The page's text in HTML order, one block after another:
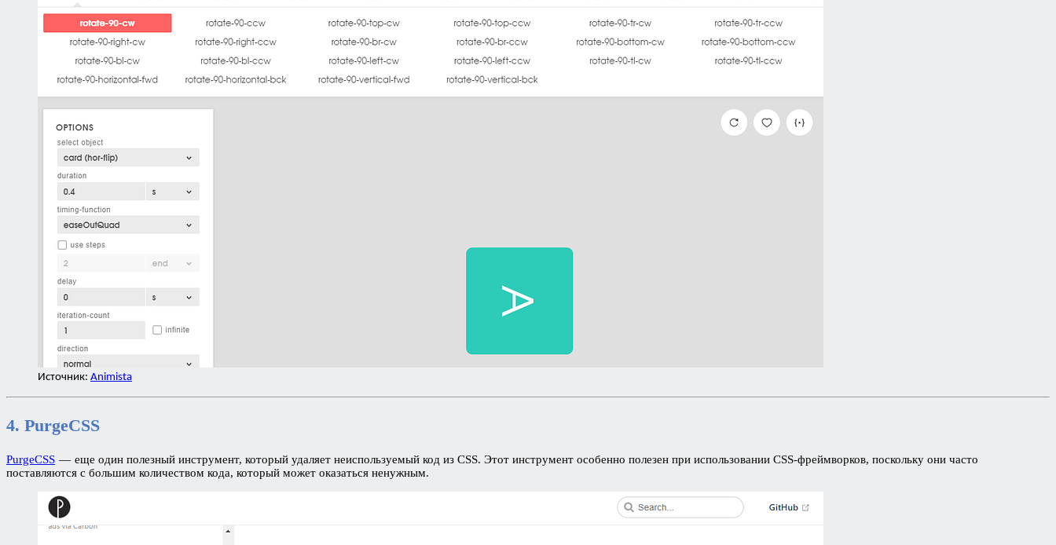
Источник: Animista
4. PurgeCSS
PurgeCSS — еще один полезный инструмент, который удаляет неиспользуемый код из CSS. Этот инструмент особенно полезен при использовании CSS-фреймворков, поскольку они часто
поставляются с большим количеством кода, который может оказаться ненужным.